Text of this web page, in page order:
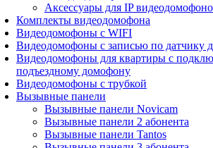
Аксессуары для IP
Комплекты видеодомофона
Видеодомофоны с WIFI
Видеодомофоны с записью по датчику
Видеодомофоны для квартиры с
подъездному домофону
Видеодомофоны с трубкой
Вызывные панели
Вызывные панели Novicam
Вызывные панели 2 абонента
Вызывные панели Tantos